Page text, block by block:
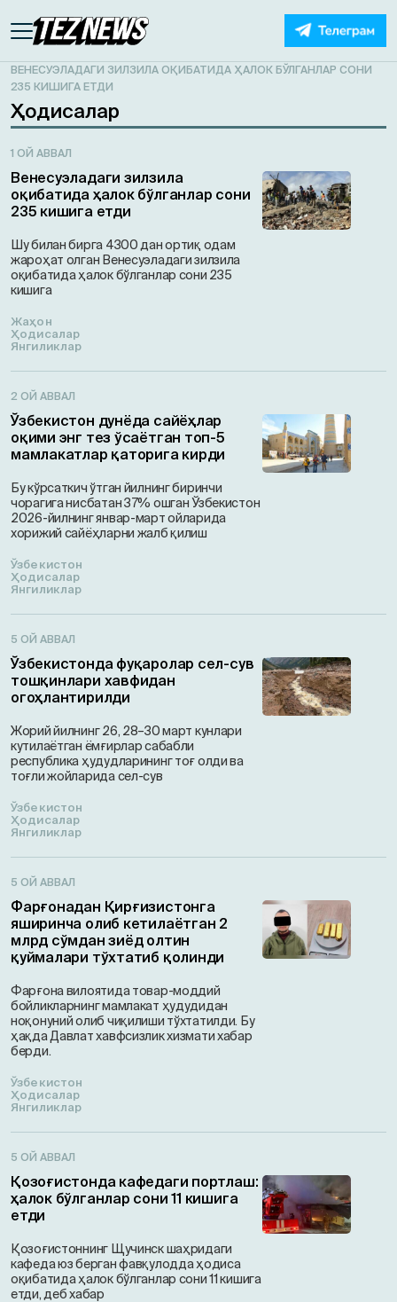
ВЕНЕСУЭЛАДАГИ ЗИЛЗИЛА ОҚИБАТИДА ҲАЛОК БЎЛГАНЛАР СОНИ
235 КИШИГА ЕТДИ
Ҳодисалар
1 ОЙ АВВАЛ
Венесуэладаги зилзила
оқибатида ҳалок бўлганлар сони
235 кишига етди
Шу билан бирга 4300 дан ортиқ одам
жароҳат олган Венесуэладаги зилзила
оқибатида ҳалок бўлганлар сони 235
кишига
Жаҳон
Ҳодисалар
Янгиликлар
2 ОЙ АВВАЛ
Ўзбекистон дунёда сайёҳлар
оқими энг тез ўсаётган топ-5
мамлакатлар қаторига кирди
Бу кўрсаткич ўтган йилнинг биринчи
чорагига нисбатан 37% ошган Ўзбекистон
2026-йилнинг январ-март ойларида
хорижий сайёҳларни жалб қилиш
Ўзбекистон
Ҳодисалар
Янгиликлар
5 ОЙ АВВАЛ
Ўзбекистонда фуқаролар сел-сув
тошқинлари хавфидан
огоҳлантирилди
Жорий йилнинг 26, 28–30 март кунлари
кутилаётган ёмғирлар сабабли
республика ҳудудларининг тоғ олди ва
тоғли жойларида сел-сув
Ўзбекистон
Ҳодисалар
Янгиликлар
5 ОЙ АВВАЛ
Фарғонадан Қирғизистонга
яширинча олиб кетилаётган 2
млрд сўмдан зиёд олтин
қуймалари тўхтатиб қолинди
Фарғона вилоятида товар-моддий
бойликларнинг мамлакат ҳудудидан
ноқонуний олиб чиқилиши тўхтатилди. Бу
ҳақда Давлат хавфсизлик хизмати хабар
берди.
Ўзбекистон
Ҳодисалар
Янгиликлар
5 ОЙ АВВАЛ
Қозоғистонда кафедаги портлаш:
ҳалок бўлганлар сони 11 кишига
етди
Қозоғистоннинг Щучинск шаҳридаги
кафеда юз берган фавқулодда ҳодиса
оқибатида ҳалок бўлганлар сони 11 кишига
етди, деб хабар